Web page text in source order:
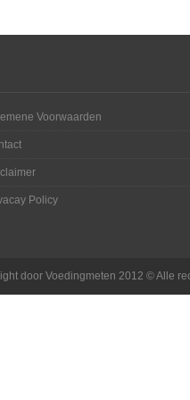
Voorwaarden
Policy
door Voedingmeten 2012 © Alle